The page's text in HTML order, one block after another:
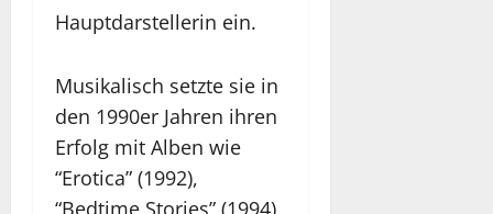
Hauptdarstellerin ein.
Musikalisch setzte sie in
den 1990er Jahren ihren
Erfolg mit Alben wie
“Erotica” (1992),
“Bedtime Stories” (1994)